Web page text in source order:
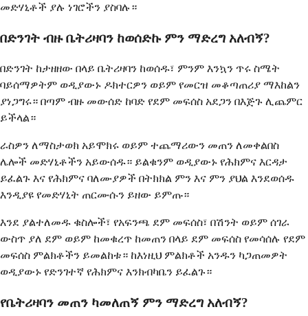
መድሃኒቶች ያሉ ነገሮችን ያስባሉ።
በድንገት ብዙ ቤትሪዛባን ከወሰድኩ ምን ማድረግ አለብኝ?
በድንገት ከታዘዘው በላይ ቤትሪዛባን ከወሰዱ፣ ምንም እንኳን ጥሩ ስሜት
ባይሰማዎትም ወዲያውኑ ዶክተርዎን ወይም የመርዝ መቆጣጠሪያ ማእከልን
ያነጋግሩ። በጣም ብዙ መውሰድ ከባድ የደም መፍሰስ አደጋን በእጅጉ ሊጨምር
ይችላል።
ራስዎን ለማስታወክ አይሞክሩ ወይም ተጨማሪውን መጠን ለመቀልበስ
ሌሎች መድሃኒቶችን አይውሰዱ። ይልቁንም ወዲያውኑ የሕክምና እርዳታ
ይፈልጉ እና የሕክምና ባለሙያዎች በትክክል ምን እና ምን ያህል እንደወሰዱ
እንዲያዩ የመድሃኒት ጠርሙሱን ይዘው ይምጡ።
እንደ ያልተለመዱ ቁስሎች፣ የአፍንጫ ደም መፍሰስ፣ በሽንት ወይም ሰገራ
ውስጥ ያለ ደም ወይም ከመቁረጥ ከመጠን በላይ ደም መፍሰስ የመሳሰሉ የደም
መፍሰስ ምልክቶችን ይመልከቱ። ከእነዚህ ምልክቶች አንዱን ካጋጠመዎት
ወዲያውኑ የድንገተኛ የሕክምና እንክብካቤን ይፈልጉ።
የቤትሪዛባን መጠን ካመለጠኝ ምን ማድረግ አለብኝ?